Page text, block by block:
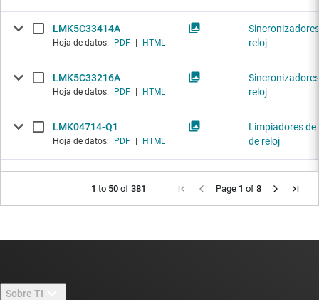
LMK5C33414A
Hoja de datos: PDF HTML
reloj
LMK5C33216A
Hoja de datos: PDF HTML
reloj
LMK04714-Q1
Hoja de datos: PDF HTML
Limpiadores
de reloj
1 to 50 of 381 Page 1 of 8
Sobre TI